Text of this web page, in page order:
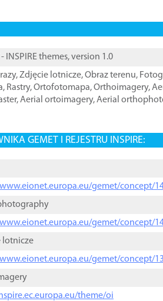
- INSPIRE themes, version 1.0
,Zdjęcie lotnicze,Obraz terenu,
, Rastry,Ortofotomapa,Orthoimagery,
,Aerial ortoimagery,Aerial
GEMET I REJESTRU INSPIRE:
gemet/concept/
gemet/concept/
lotnicze
gemet/concept/
theme/oi